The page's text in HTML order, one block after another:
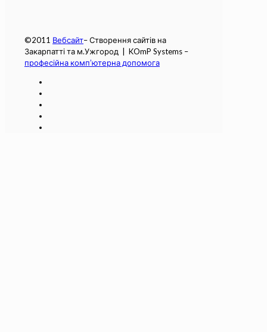
©2011 Вебсайт– Створення сайтів на
Закарпатті та м.Ужгород | KOmP Systems –
професійна комп’ютерна допомога